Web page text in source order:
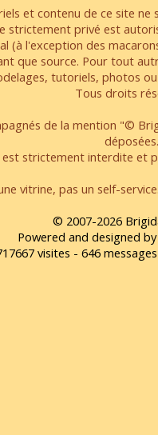
et contenu de ce site
strictement privé est
(à l'exception des
que source. Pour tout
tutoriels, photos
Tous droits
de la mention "©
déposées.
strictement interdite et
vitrine, pas un self-
© 2007-2026
Powered and designed
visites - 646